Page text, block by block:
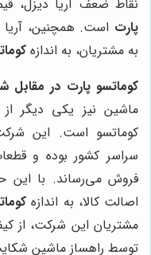
نقاط ضعف آریا دیزل،
پارت است. همچنین، آریا
به مشتریان، به اندازه
کوماتسو پارت در مقابل
ماشین نیز یکی دیگر از
کوماتسو است. این
سراسر کشور بوده و
فروش می‌رساند. با این
اصالت کالا، به اندازه
مشتریان این شرکت، از
توسط راهساز ماشین